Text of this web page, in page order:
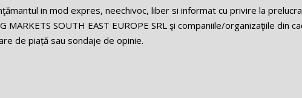
in mod expres, neechivoc, liber si informat cu privire la
MARKETS SOUTH EAST EUROPE SRL şi companiile/organizaţiile din
de piață sau sondaje de opinie.